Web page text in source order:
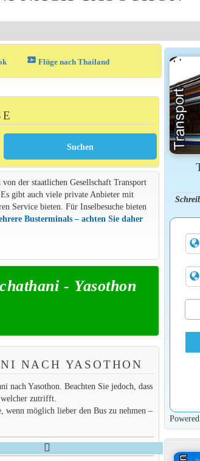
airplane_ticket Flüge nach Thailand
der staatlichen Gesellschaft Transport
gibt auch viele private Anbieter mit
Service bieten. Für Inselbesuche bieten
Busterminals – achten Sie daher
- Yasothon
NACH YASOTHON
nach Yasothon. Beachten Sie jedoch, dass
welcher zutrifft.
möglich lieber den Bus zu nehmen –